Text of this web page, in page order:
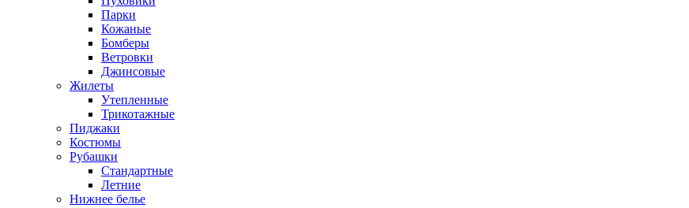
Парки
Кожаные
Бомберы
Ветровки
Джинсовые
Жилеты
Утепленные
Трикотажные
Пиджаки
Костюмы
Рубашки
Стандартные
Летние
Нижнее белье